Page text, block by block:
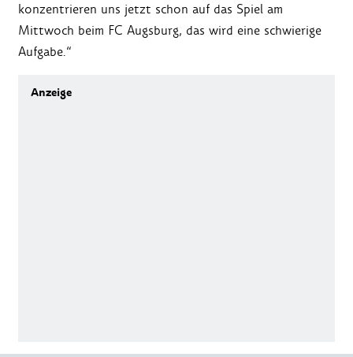
konzentrieren uns jetzt schon auf das Spiel am
Mittwoch beim FC Augsburg, das wird eine schwierige
Aufgabe.“